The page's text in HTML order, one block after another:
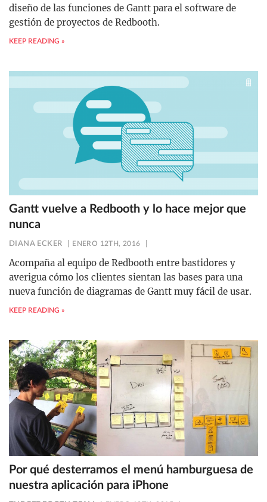
diseño de las funciones de Gantt para el software de
gestión de proyectos de Redbooth.
KEEP READING »
Gantt vuelve a Redbooth y lo hace mejor que
nunca
DIANA ECKER ENERO 12TH, 2016
Acompaña al equipo de Redbooth entre bastidores y
averigua cómo los clientes sientan las bases para una
nueva función de diagramas de Gantt muy fácil de usar.
KEEP READING »
Por qué desterramos el menú hamburguesa de
nuestra aplicación para iPhone